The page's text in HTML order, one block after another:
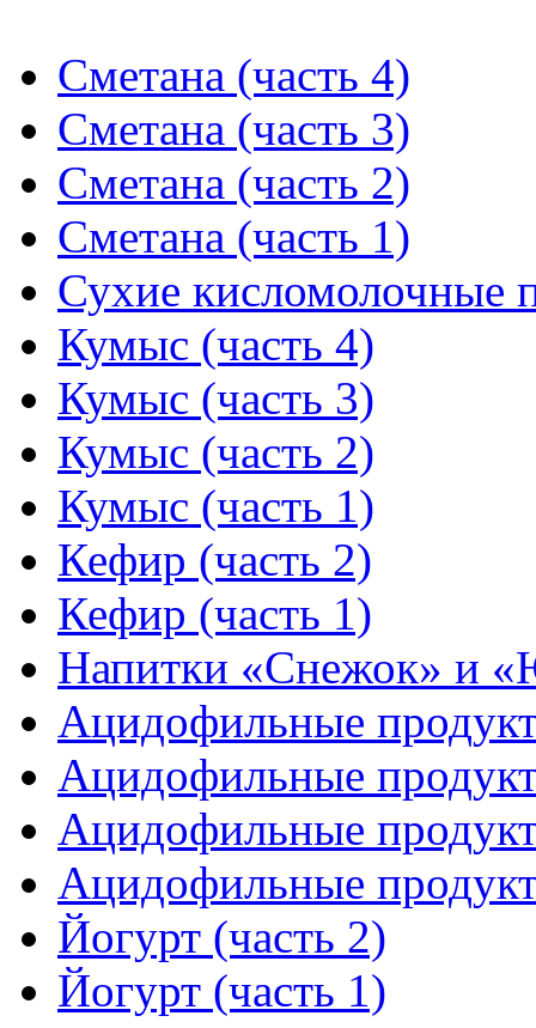
Сметана (часть 4)
Сметана (часть 3)
Сметана (часть 2)
Сметана (часть 1)
Сухие кисломолочные
Кумыс (часть 4)
Кумыс (часть 3)
Кумыс (часть 2)
Кумыс (часть 1)
Кефир (часть 2)
Кефир (часть 1)
Напитки «Снежок» и
Ацидофильные
Ацидофильные
Ацидофильные
Ацидофильные
Йогурт (часть 2)
Йогурт (часть 1)